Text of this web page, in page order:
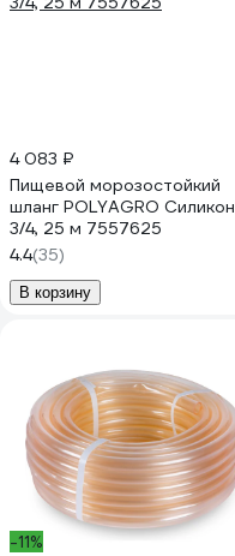
4 083 ₽
Пищевой морозостойкий
шланг POLYAGRO Силикон
3/4, 25 м 7557625
4.4(35)
В корзину
-11%